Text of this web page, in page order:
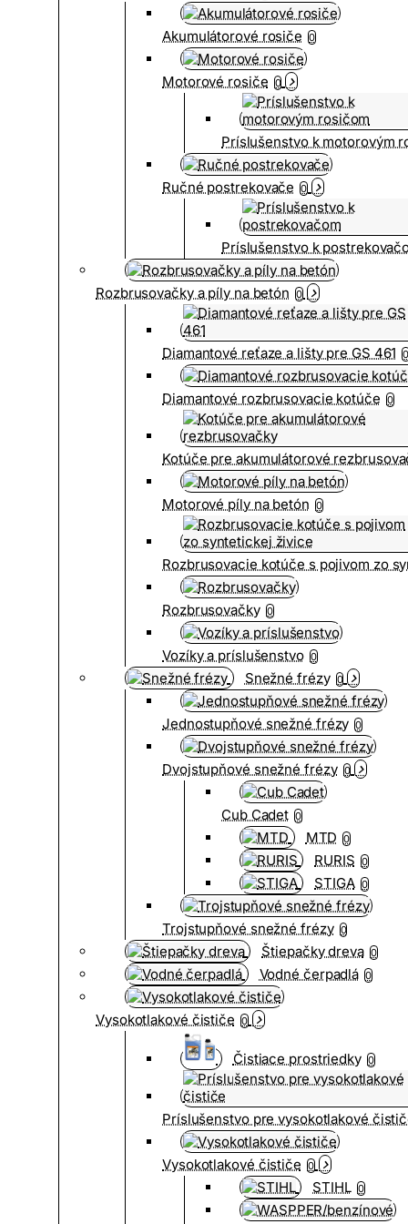
Akumulátorové rosiče 0
Motorové rosiče 0
Príslušenstvo k motorovým
Ručné postrekovače 0
Príslušenstvo k
Rozbrusovačky a píly na betón 0
Diamantové reťaze a lišty pre GS 461
Diamantové rozbrusovacie kotúče 0
Kotúče pre akumulátorové
Motorové píly na betón 0
Rozbrusovacie kotúče s pojivom zo
Rozbrusovačky 0
Vozíky a príslušenstvo 0
Snežné frézy 0
Jednostupňové snežné frézy 0
Dvojstupňové snežné frézy 0
Cub Cadet 0
MTD 0
RURIS 0
STIGA 0
Trojstupňové snežné frézy 0
Štiepačky dreva 0
Vodné čerpadlá 0
Vysokotlakové čističe 0
Čistiace prostriedky 0
Príslušenstvo pre vysokotlakové
Vysokotlakové čističe 0
STIHL 0